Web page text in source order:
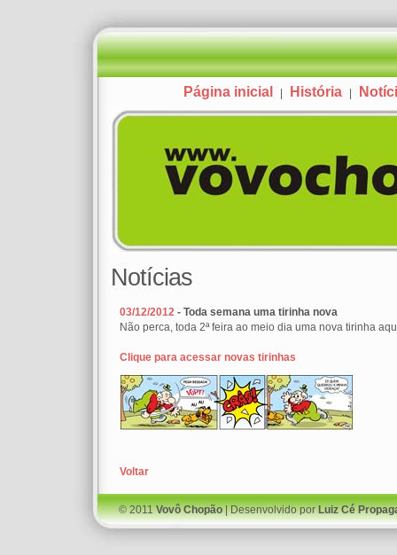
Página inicial História
Notícias
03/12/2012 - Toda semana uma tirinha nova
Não perca, toda 2ª feira ao meio dia uma nova tirinha
Clique para acessar novas tirinhas
Voltar
© 2011Vovô Chopão| Desenvolvido porLuiz Cé